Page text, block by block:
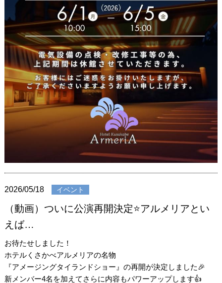
2026/05/18 イベント
（動画）ついに公演再開決定⭐️アルメリアとい
えば…
お待たせしました！
ホテルくさかべアルメリアの名物
『アメージングタイランドショー』の再開が決定しました🎉
新メンバー4名を加えてさらに内容もパワーアップします👍